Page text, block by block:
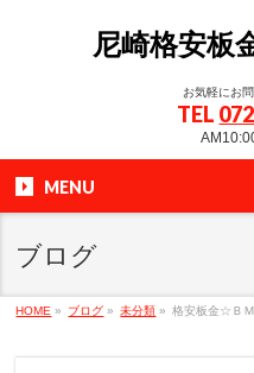
尼崎格安板
お気軽にお
TEL
MENU
ブログ
HOME » ブログ » 未分類 » 格安板金☆Ｂ